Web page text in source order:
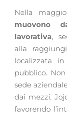
Nella
muovono
lavorativa,
alla
localizzata
pubblico.
sede
dai mezzi,
favorendo